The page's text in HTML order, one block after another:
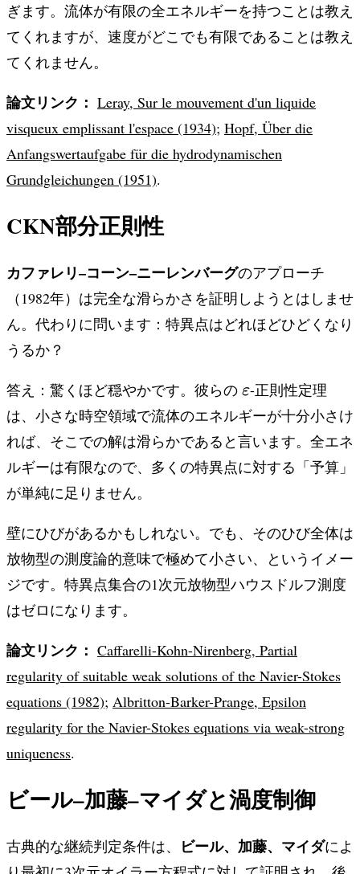
ぎます。流体が有限の全エネルギーを持つことは教え
てくれますが、速度がどこでも有限であることは教え
てくれません。
論文リンク： Leray, Sur le mouvement d'un liquide
visqueux emplissant l'espace (1934); Hopf, Über die
Anfangswertaufgabe für die hydrodynamischen
Grundgleichungen (1951).
CKN部分正則性
カファレリ–コーン–ニーレンバーグのアプローチ
（1982年）は完全な滑らかさを証明しようとはしませ
ん。代わりに問います：特異点はどれほどひどくなり
うるか？
答え：驚くほど穏やかです。彼らの \varepsilon
ε-正則性定理
は、小さな時空領域で流体のエネルギーが十分小さけ
れば、そこでの解は滑らかであると言います。全エネ
ルギーは有限なので、多くの特異点に対する「予算」
が単純に足りません。
壁にひびがあるかもしれない。でも、そのひび全体は
放物型の測度論的意味で極めて小さい、というイメー
ジです。特異点集合の1次元放物型ハウスドルフ測度
はゼロになります。
論文リンク： Caffarelli-Kohn-Nirenberg, Partial
regularity of suitable weak solutions of the Navier-Stokes
equations (1982); Albritton-Barker-Prange, Epsilon
regularity for the Navier-Stokes equations via weak-strong
uniqueness.
ビール–加藤–マイダと渦度制御
古典的な継続判定条件は、 ビール、加藤、マイダによ